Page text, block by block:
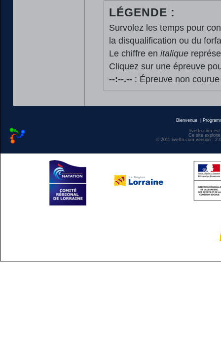
LÉGENDE :
Survolez les temps pour
la disqualification ou du
Le chiffre en italique
Cliquez sur une épreuve
--:--.--: Épreuve non
Bienvenue
liveffn.com
Ce site
© 2011 liveffn.com version :